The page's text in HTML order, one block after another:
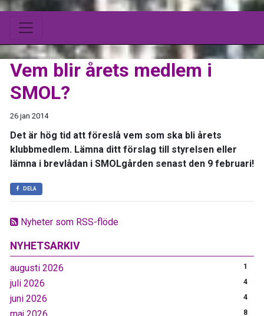
Nyheter som RSS-flöde
NYHETSARKIV
augusti 2026 1
juli 2026 4
juni 2026 4
8
Vem blir årets medlem i
SMOL?
26 jan 2014
Det är hög tid att föreslå vem som ska bli årets
klubbmedlem. Lämna ditt förslag till styrelsen eller
lämna i brevlådan i SMOLgården senast den 9 februari!
DELA